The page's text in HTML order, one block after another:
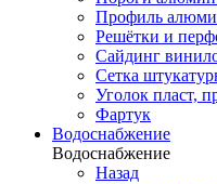
Профиль
Решётки и
Сайдинг
Сетка
Уголок пласт,
Фартук
Водоснабжение
Водоснабжение
Назад